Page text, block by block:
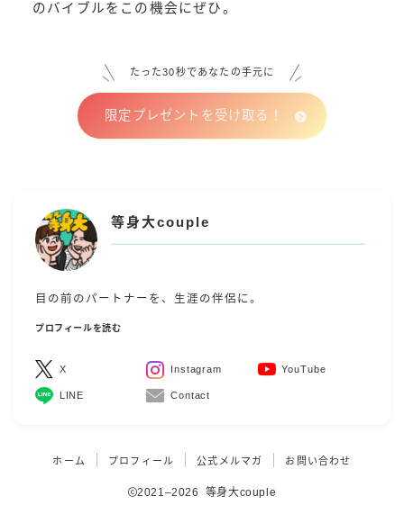
Follow Me
のバイブルをこの機会にぜひ。
たった30秒であなたの手元に
限定プレゼントを受け取る！
等身大couple
目の前のパートナーを、生涯の伴侶に。
プロフィールを読む
X Instagram YouTube
LINE Contact
ホーム プロフィール 公式メルマガ お問い合わせ
2021–2026 等身大couple